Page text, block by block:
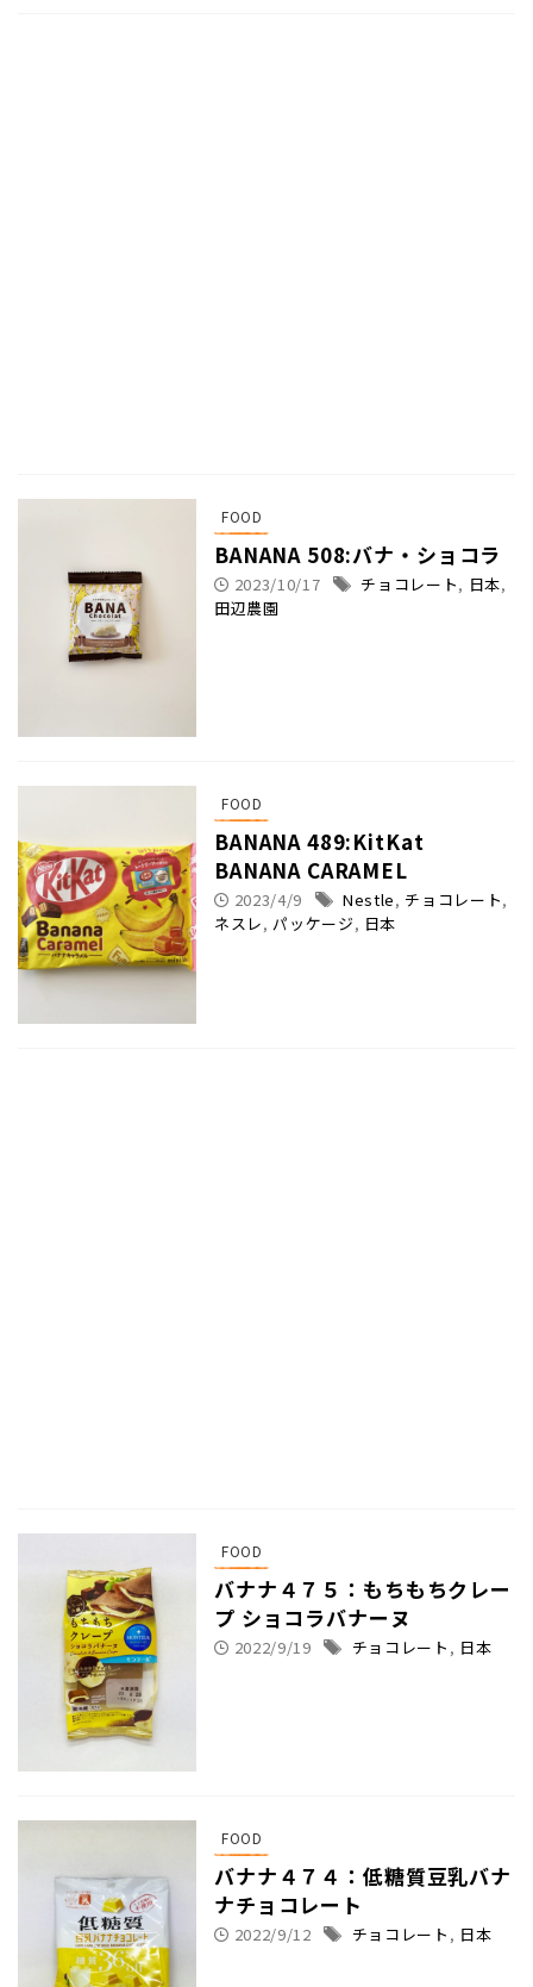
FOOD
BANANA 508:バナ・ショコラ
2023/10/17 チョコレート, 日本,
田辺農園
FOOD
BANANA 489:KitKat
BANANA CARAMEL
2023/4/9 Nestle, チョコレート,
ネスレ,パッケージ, 日本
FOOD
バナナ４７５：もちもちクレー
プ ショコラバナーヌ
2022/9/19 チョコレート , 日本
FOOD
バナナ４７４：低糖質豆乳バナ
ナチョコレート
2022/9/12 チョコレート , 日本